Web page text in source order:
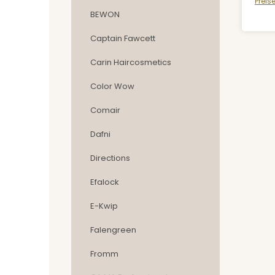
BEWON
Captain Fawcett
Carin Haircosmetics
Color Wow
Comair
Dafni
Directions
Efalock
E-Kwip
Falengreen
Fromm